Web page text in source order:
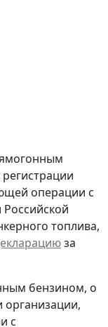
операции с
топлива,
за
бензином, о
с